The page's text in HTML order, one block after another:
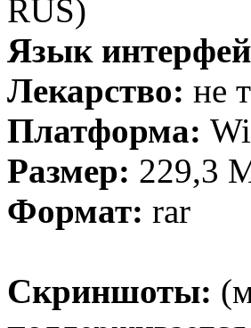
RUS)
Язык
Лекарство: не
Платформа:
Размер: 229,3
Формат: rar
Скриншоты: